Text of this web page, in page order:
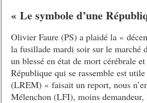
« Le symbole d’une
Olivier Faure (PS) a plaidé la «
la fusillade mardi soir sur le marché
un blessé en état de mort cérébrale
République qui se rassemble est
(LREM) « faisait un report, nous
Mélenchon (LFI), moins demandeur,